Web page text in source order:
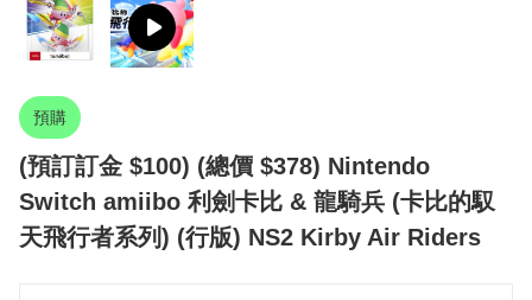
預購
(預訂訂金 $100) (總價 $378) Nintendo
Switch amiibo 利劍卡比 & 龍騎兵 (卡比的馭
天飛行者系列) (行版) NS2 Kirby Air Riders